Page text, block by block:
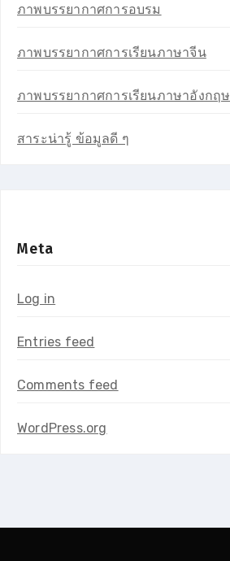
ภาพบรรยากาศการอบรม
ภาพบรรยากาศการเรียนภาษาจีน
ภาพบรรยากาศการเรียนภาษาอังกฤษ
สาระน่ารู้ ข้อมูลดี ๆ
Meta
Log in
Entries feed
Comments feed
WordPress.org